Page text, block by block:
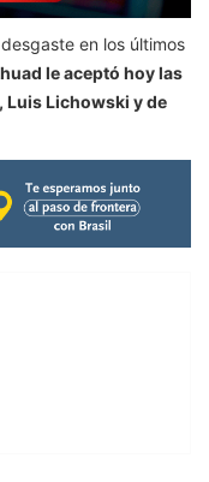
en los últimos
le aceptó hoy las
Lichowski y de